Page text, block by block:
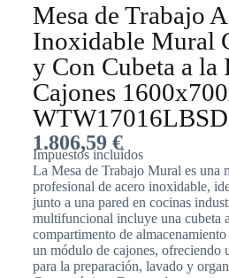
Mesa de Trabajo
Inoxidable Mural
y Con Cubeta a la
Cajones
1.806,59 €
Impuestos incluídos
La Mesa de Trabajo Mural es una
profesional de acero inoxidable,
junto a una pared en cocinas
multifuncional incluye una cubeta
compartimento de
un módulo de cajones, ofreciendo
para la preparación, lavado y